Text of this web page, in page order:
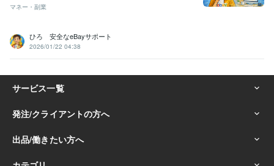
マネー・副業
ひろ 安全なeBayサポート
2026/01/22 04:38